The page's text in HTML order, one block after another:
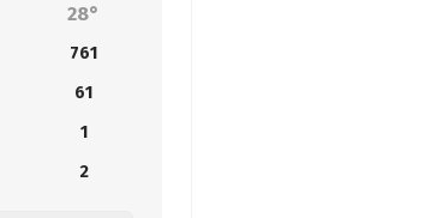
28°
761
61
1
2